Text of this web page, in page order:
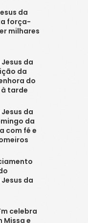
da
força-
milhares
da
da
do
tarde
da
da
com fé e
da
celebra
Missa e